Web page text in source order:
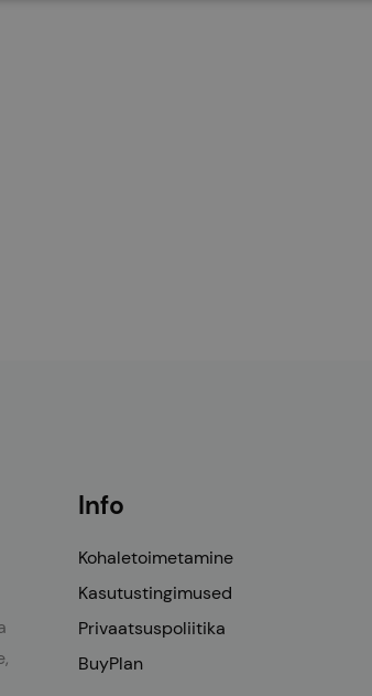
Info
Kohaletoimetamine
Kasutustingimused
Privaatsuspoliitika
BuyPlan